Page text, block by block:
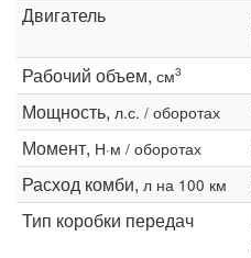
Двигатель
Рабочий объем, см3
Мощность, л.с. / оборотах
Момент, Н·м / оборотах
Расход комби, л на 100 км
Тип коробки передач